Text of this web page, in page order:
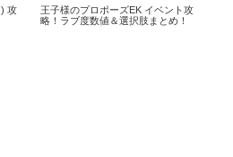
王子様のプロポーズEK イベント攻
略！ラブ度数値＆選択肢まとめ！